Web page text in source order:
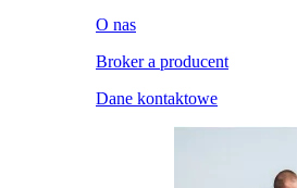
O nas
Broker a producent
Dane kontaktowe